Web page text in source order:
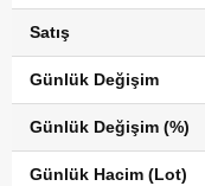
Satış
Günlük Değişim
Günlük Değişim (%)
Günlük Hacim (Lot)